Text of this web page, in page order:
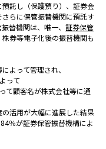
託し（保護預り）、証券会
らに保管振替機関に預託す
替機関は、唯一、 証券保管
券等電子化後の振替機関も
よって管理され、
って
て顧客名が株式会社等に通
活用が大幅に進展した結果
％が証券保管振替機構によ